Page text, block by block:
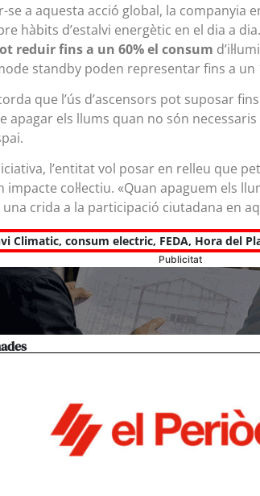
se a aquesta acció global, la companyia
hàbits d’estalvi energètic en el dia a
reduir fins a un 60% el consum
standby poden representar fins a un
que l’ús d’ascensors pot suposar
apagar els llums quan no són
l’entitat vol posar en relleu que
col·lectiu. «Quan apaguem els
crida a la participació ciutadana en
Climatic, consum electric, FEDA, Hora del
Publicitat